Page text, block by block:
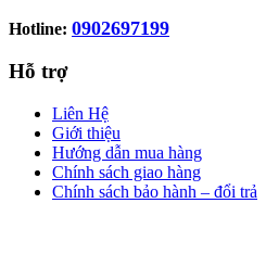
Hotline: 0902697199
Hỗ trợ
Liên Hệ
Giới thiệu
Hướng dẫn mua hàng
Chính sách giao hàng
Chính sách bảo hành – đổi trả